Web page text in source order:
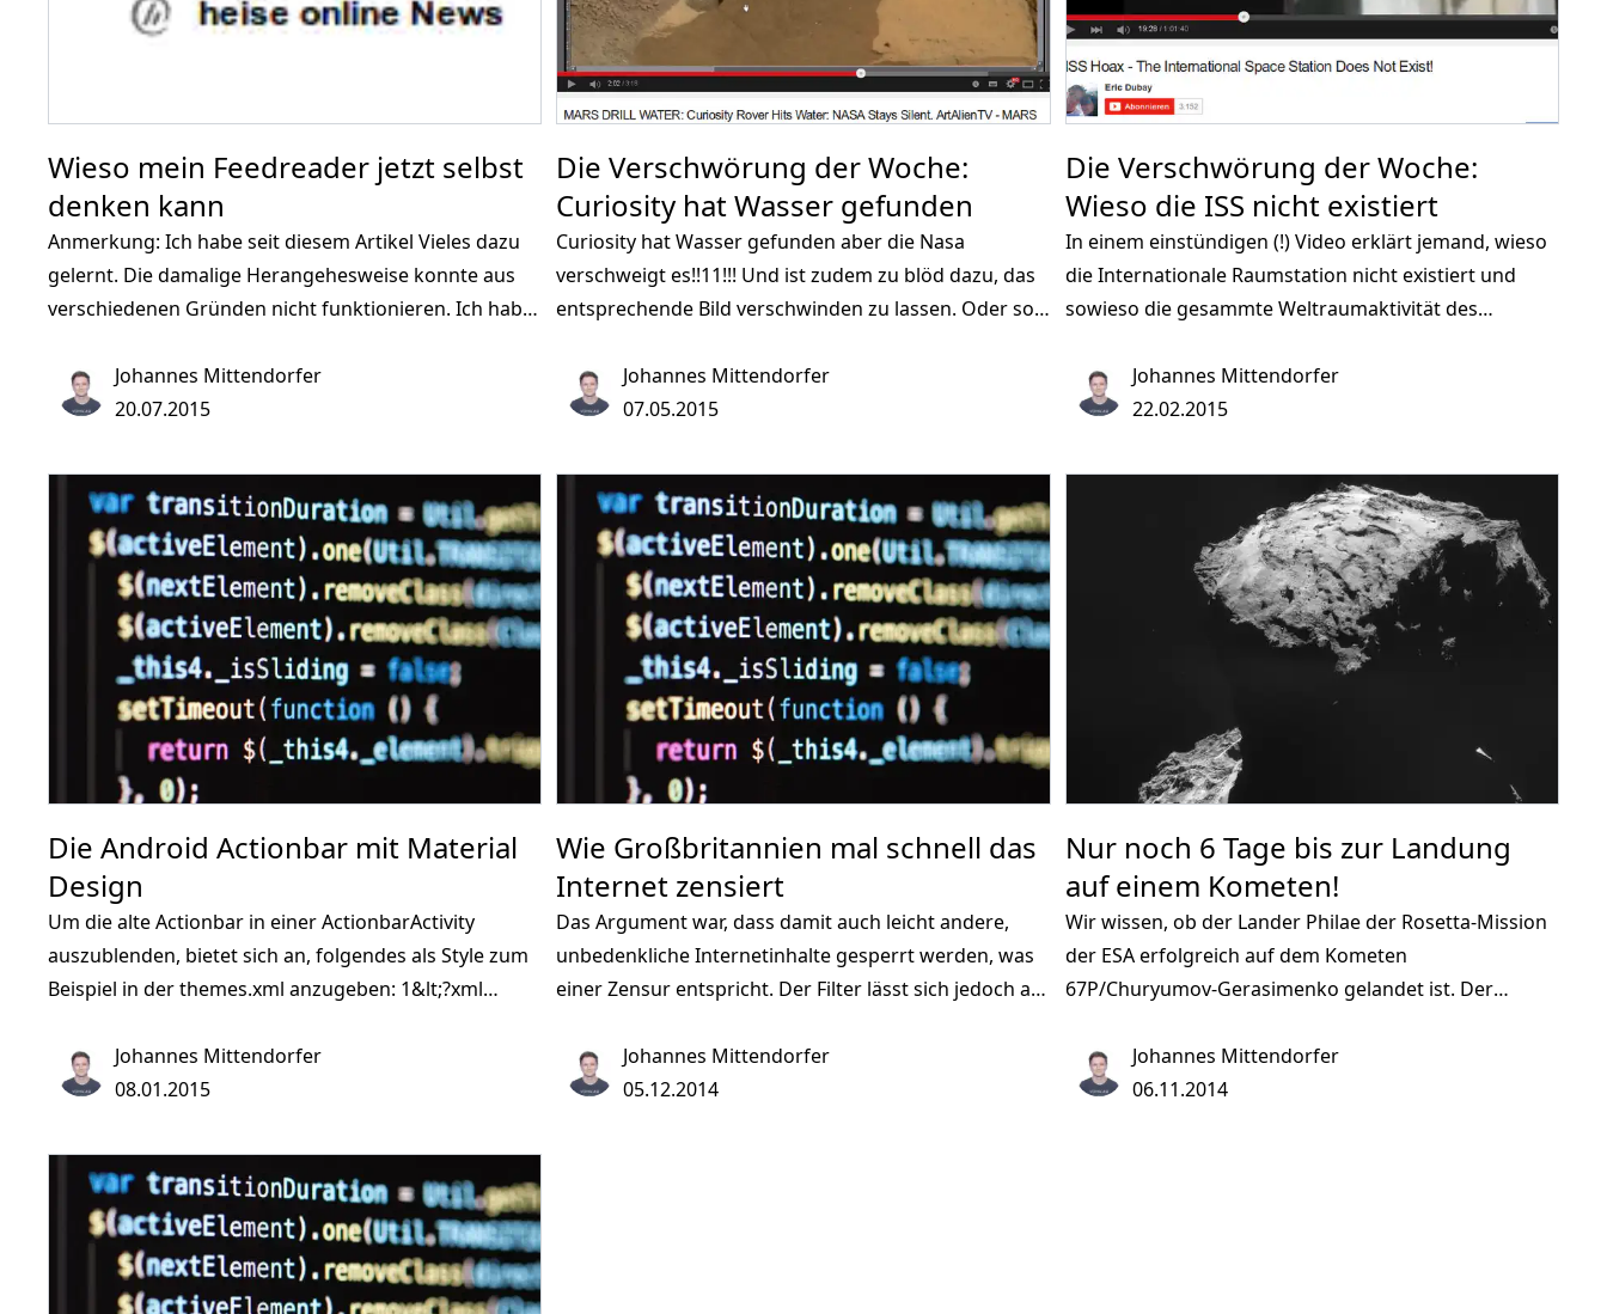
Wieso mein Feedreader jetzt selbst
denken kann
Anmerkung: Ich habe seit diesem Artikel Vieles dazu
gelernt. Die damalige Herangehesweise konnte aus
verschiedenen Gründen nicht funktionieren. Ich habe
online zu lassen. Will ich mir das wirklich antun? Aber
was, wenn ich die interessanten Dinge dabei
auswählen, die ich lesen will? - Kann er. Möglich ist das
zum Beispiel mit einem Filter, der nach dem Satz von
Bayes arbeitet und mit statistischen Methoden die
Wahrscheinlichkeit berechnet.
Johannes Mittendorfer
20.07.2015
Die Verschwörung der Woche:
Curiosity hat Wasser gefunden
Curiosity hat Wasser gefunden aber die Nasa
verschweigt es!!11!!! Und ist zudem zu blöd dazu, das
entsprechende Bild verschwinden zu lassen. Oder so.
seriösen Videos. Der Uploader schreibt, er habe viele
Bilder von Bohrungen am Mars angeschaut, aber
geflossen ist. Es geht um folgendes Bild: Courtesy
NASA/JPL-Caltech Davon abgesehen, dass man schon
auf diesem Bild sieht, dass es sich um Staub aus der
Bohrung handelt, räumt dieses Bild alle
Verschwörungstheorien sofort aus der Welt:
Johannes Mittendorfer
07.05.2015
Die Verschwörung der Woche:
Wieso die ISS nicht existiert
In einem einstündigen (!) Video erklärt jemand, wieso
die Internationale Raumstation nicht existiert und
sowieso die gesammte Weltraumaktivität des
von der NASA bei Hyperbelflügen produziert und
durch Greenscreen-Technik mit einem Hintergrund
Station Does Not Exist!]
(https://www.youtube.com/watch?v=5e-RnKAN9qY)
Ich halte das alles für sehr seriös und zudem
einleuchtend, denn erst gestern habe ich die
Raumstation mit eigenen Augen als heller Lichtpunkt
am Himmel gesehen und APRS-Signale empfangen.
Johannes Mittendorfer
22.02.2015
Die Android Actionbar mit Material
Design
Um die alte Actionbar in einer ActionbarActivity
auszublenden, bietet sich an, folgendes als Style zum
Beispiel in der themes.xml anzugeben: 1&lt;?xml
&gt; 2&lt;resources&gt; 3 &lt;style
name=&#34;BaseTheme&#34;
&lt;item
name=&#34;windowActionBar&#34;&gt;false&lt;/item&gt;
5 &lt;/style&gt; 6&lt;/resources&gt; Die Toolbar muss
natürlich anschließend in jeder Activity eingebaut
werden: 1&lt;?xml version=&#34;1.0&#34;
Johannes Mittendorfer
08.01.2015
Wie Großbritannien mal schnell das
Internet zensiert
Das Argument war, dass damit auch leicht andere,
unbedenkliche Internetinhalte gesperrt werden, was
einer Zensur entspricht. Der Filter lässt sich jedoch auf
er erwartete Schritt: Auch Terrorpropaganda wird
gefiltert. Wohl als Reaktion auf die Terrororganisation
Johannes Mittendorfer
05.12.2014
Nur noch 6 Tage bis zur Landung
auf einem Kometen!
Wir wissen, ob der Lander Philae der Rosetta-Mission
der ESA erfolgreich auf dem Kometen
67P/Churyumov-Gerasimenko gelandet ist. Der
2004 ist die Mission unterwegs, um unter anderem zu
erforschen, ob das Wasser der Erde oder sogar das
Johannes Mittendorfer
06.11.2014